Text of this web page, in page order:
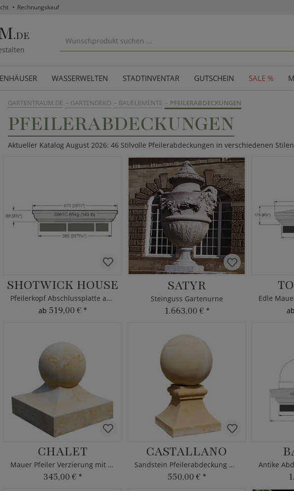
Rechnungskauf
.DE
WASSERWELTEN STADTINVENTAR GUTSCHEIN SALE %
GARTENTRAUM.DE GARTENDEKO BAUELEMENTE PFEILERABDECKUNGEN
PFEILERABDECKUNGEN
Aktueller Katalog August 2026: 46 Stilvolle Pfeilerabdeckungen in verschiedenen
SHOTWICK HOUSE
Pfeilerkopf Abschlussplatte aus Stein
ab 519,00 € *
SATYR
Steinguss Gartenurne
1.663,00 € *
ab
CHALET
Mauer Pfeiler Verzierung mit Kugel
345,00 € *
CASTALLANO
Sandstein Pfeilerabdeckung mit Kugel
550,00 € *